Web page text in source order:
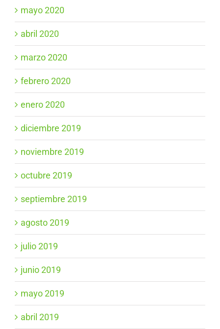
mayo 2020
abril 2020
marzo 2020
febrero 2020
enero 2020
diciembre 2019
noviembre 2019
octubre 2019
septiembre 2019
agosto 2019
julio 2019
junio 2019
mayo 2019
abril 2019